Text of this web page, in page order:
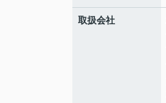
取扱会社